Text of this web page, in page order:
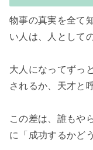
物事の真実を全て
い人は、人として
大人になってずっ
されるか、天才と
この差は、誰もや
に「成功するかど